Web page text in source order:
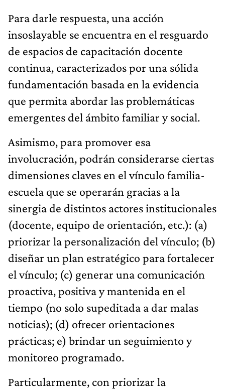
Para darle respuesta, una acción
insoslayable se encuentra en el resguardo
de espacios de capacitación docente
continua, caracterizados por una sólida
fundamentación basada en la evidencia
que permita abordar las problemáticas
emergentes del ámbito familiar y social.
Asimismo, para promover esa
involucración, podrán considerarse ciertas
dimensiones claves en el vínculo familia-
escuela que se operarán gracias a la
sinergia de distintos actores institucionales
(docente, equipo de orientación, etc.): (a)
priorizar la personalización del vínculo; (b)
diseñar un plan estratégico para fortalecer
el vínculo; (c) generar una comunicación
proactiva, positiva y mantenida en el
tiempo (no solo supeditada a dar malas
noticias); (d) ofrecer orientaciones
prácticas; e) brindar un seguimiento y
monitoreo programado.
Particularmente, con priorizar la